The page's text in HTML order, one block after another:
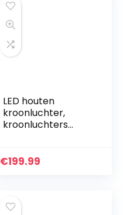
LED houten
kroonluchter,
kroonluchters
eetkamer, voor
€199.99